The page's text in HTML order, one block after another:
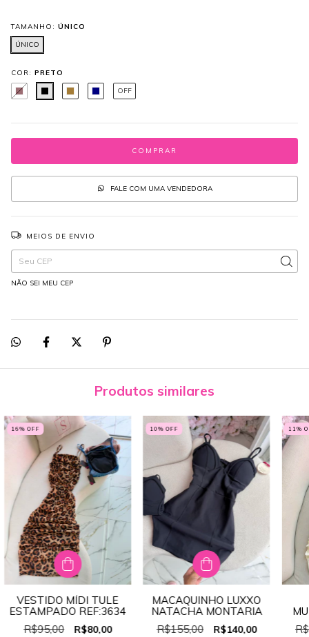
TAMANHO: ÚNICO
ÚNICO
COR: PRETO
OFF
FALE COM UMA VENDEDORA
MEIOS DE ENVIO
Entregas para o CEP:
ALTERAR CEP
NÃO SEI MEU CEP
Produtos similares
16% OFF
VESTIDO MÍDI TULE
ESTAMPADO REF:3634
R$95,00
R$80,00
10% OFF
MACAQUINHO LUXXO
NATACHA MONTARIA
R$155,00
R$140,00
11%